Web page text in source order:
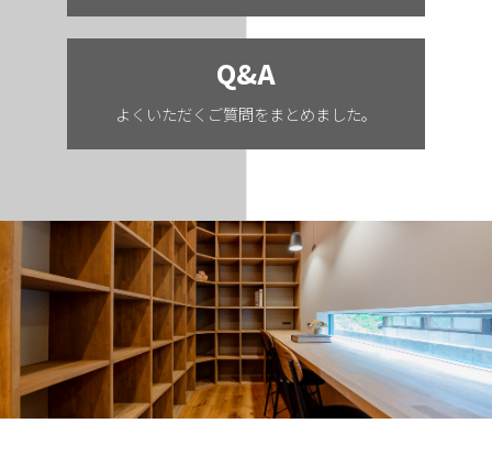
Q&A
よくいただくご質問をまとめました。